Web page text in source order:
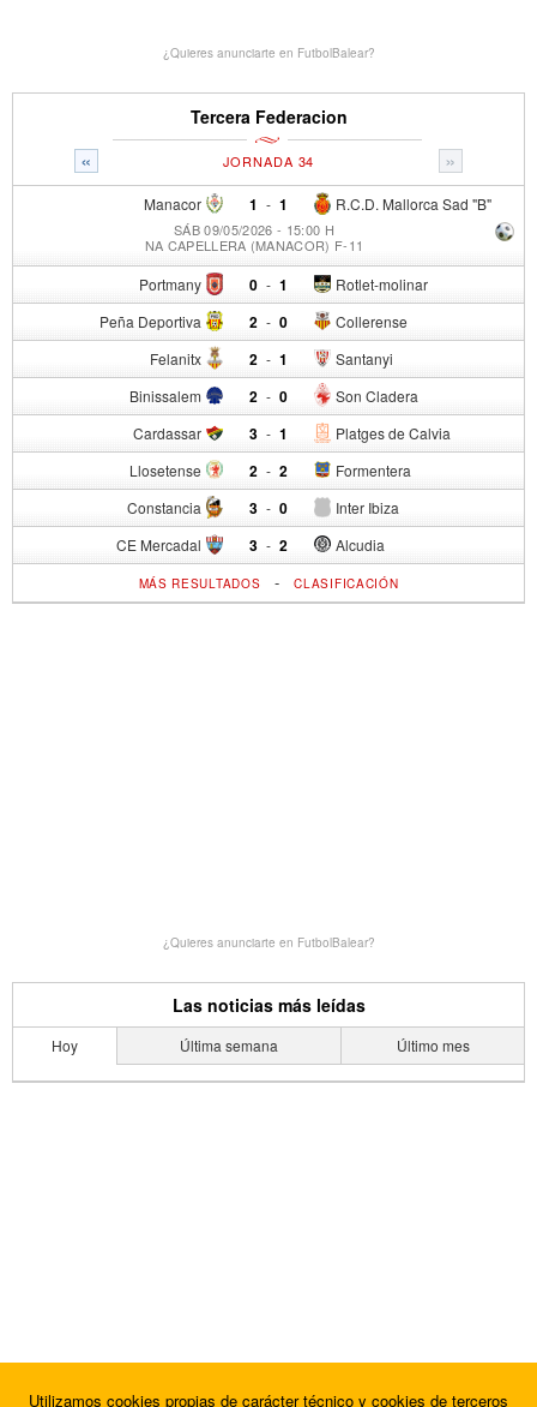
¿Quieres anunciarte en FutbolBalear?
Tercera Federacion
« »
JORNADA 34
Manacor 1 - R.C.D. Mallorca Sad "B"
1
SÁB 09/05/2026 - 15:00 H
NA CAPELLERA (MANACOR) F-11
Portmany 0 - Rotlet-molinar
1
Peña Deportiva 2 - Collerense
0
Felanitx 2 - Santanyi
1
Binissalem 2 - Son Cladera
0
Cardassar 3 - Platges de Calvia
1
Llosetense 2 - Formentera
2
Constancia 3 - Inter Ibiza
0
CE Mercadal 3 - Alcudia
2
MÁS RESULTADOS -CLASIFICACIÓN
¿Quieres anunciarte en FutbolBalear?
Las noticias más leídas
Hoy Última semana Último mes
Utilizamos cookies propias de carácter técnico y cookies de terceros